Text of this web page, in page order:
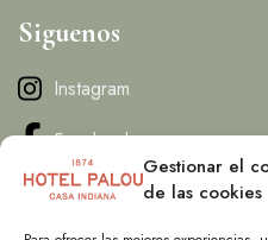
Gestionar el
de las cookies
Siguenos
Instagram
Facebook